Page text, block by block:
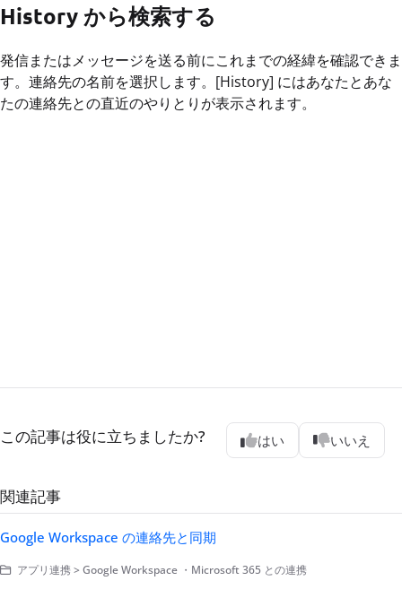
History から検索する
発信またはメッセージを送る前にこれまでの経緯を確認できま
す。連絡先の名前を選択します。[History] にはあなたとあな
たの連絡先との直近のやりとりが表示されます。
この記事は役に立ちましたか? はい いいえ
関連記事
Google Workspace の連絡先と同期
アプリ連携 > Google Workspace ・Microsoft 365 との連携